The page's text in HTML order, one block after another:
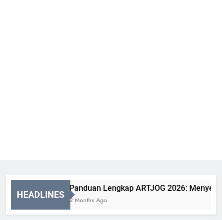
HEADLINES
Panduan Lengkap ARTJOG 2026:
2 Months Ago